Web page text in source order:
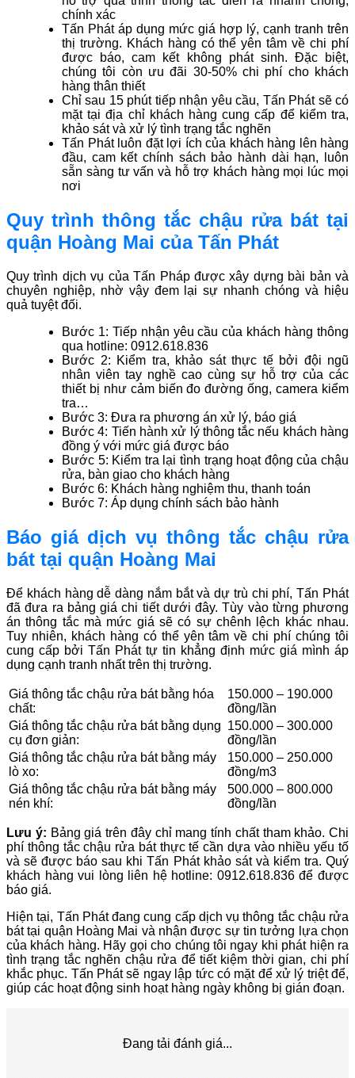
chính xác
Tấn Phát áp dụng mức giá hợp lý, cạnh tranh trên
thị trường. Khách hàng có thể yên tâm về chi phí
được báo, cam kết không phát sinh. Đặc biệt,
chúng tôi còn ưu đãi 30-50% chi phí cho khách
hàng thân thiết
Chỉ sau 15 phút tiếp nhận yêu cầu, Tấn Phát sẽ có
mặt tại địa chỉ khách hàng cung cấp để kiểm tra,
khảo sát và xử lý tình trạng tắc nghẽn
Tấn Phát luôn đặt lợi ích của khách hàng lên hàng
đầu, cam kết chính sách bảo hành dài hạn, luôn
sẵn sàng tư vấn và hỗ trợ khách hàng mọi lúc mọi
nơi
Quy trình thông tắc chậu rửa bát tại
quận Hoàng Mai của Tấn Phát
Quy trình dịch vụ của Tấn Pháp được xây dựng bài bản và
chuyên nghiệp, nhờ vậy đem lại sự nhanh chóng và hiệu
quả tuyệt đối.
Bước 1: Tiếp nhận yêu cầu của khách hàng thông
qua hotline: 0912.618.836
Bước 2: Kiểm tra, khảo sát thực tế bởi đội ngũ
nhân viên tay nghề cao cùng sự hỗ trợ của các
thiết bị như cảm biến đo đường ống, camera kiểm
tra…
Bước 3: Đưa ra phương án xử lý, báo giá
Bước 4: Tiến hành xử lý thông tắc nếu khách hàng
đồng ý với mức giá được báo
Bước 5: Kiểm tra lại tình trạng hoạt động của chậu
rửa, bàn giao cho khách hàng
Bước 6: Khách hàng nghiệm thu, thanh toán
Bước 7: Áp dụng chính sách bảo hành
Báo giá dịch vụ thông tắc chậu rửa
bát tại quận Hoàng Mai
Để khách hàng dễ dàng nắm bắt và dự trù chi phí, Tấn Phát
đã đưa ra bảng giá chi tiết dưới đây. Tùy vào từng phương
án thông tắc mà mức giá sẽ có sự chênh lệch khác nhau.
Tuy nhiên, khách hàng có thể yên tâm về chi phí chúng tôi
cung cấp bởi Tấn Phát tự tin khẳng định mức giá mình áp
dụng cạnh tranh nhất trên thị trường.
Giá thông tắc chậu rửa bát bằng hóa
chất:
150.000 – 190.000
đồng/lần
Giá thông tắc chậu rửa bát bằng dụng
cụ đơn giản:
150.000 – 300.000
đồng/lần
Giá thông tắc chậu rửa bát bằng máy
lò xo:
150.000 – 250.000
đồng/m3
Giá thông tắc chậu rửa bát bằng máy
nén khí:
500.000 – 800.000
đồng/lần
Lưu ý: Bảng giá trên đây chỉ mang tính chất tham khảo. Chi
phí thông tắc chậu rửa bát thực tế cần dựa vào nhiều yếu tố
và sẽ được báo sau khi Tấn Phát khảo sát và kiểm tra. Quý
khách hàng vui lòng liên hệ hotline: 0912.618.836 để được
báo giá.
Hiện tại, Tấn Phát đang cung cấp dịch vụ thông tắc chậu rửa
bát tại quận Hoàng Mai và nhận được sự tin tưởng lựa chọn
của khách hàng. Hãy gọi cho chúng tôi ngay khi phát hiện ra
tình trạng tắc nghẽn chậu rửa để tiết kiệm thời gian, chi phí
khắc phục. Tấn Phát sẽ ngay lập tức có mặt để xử lý triệt để,
giúp các hoạt động sinh hoạt hàng ngày không bị gián đoạn.
Đang tải đánh giá...